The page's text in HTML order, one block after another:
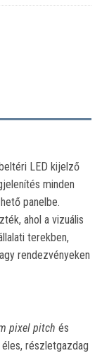
LED kijelző
minden
panelbe.
ahol a vizuális
terekben,
rendezvényeken
pixel pitch és
részletgazdag